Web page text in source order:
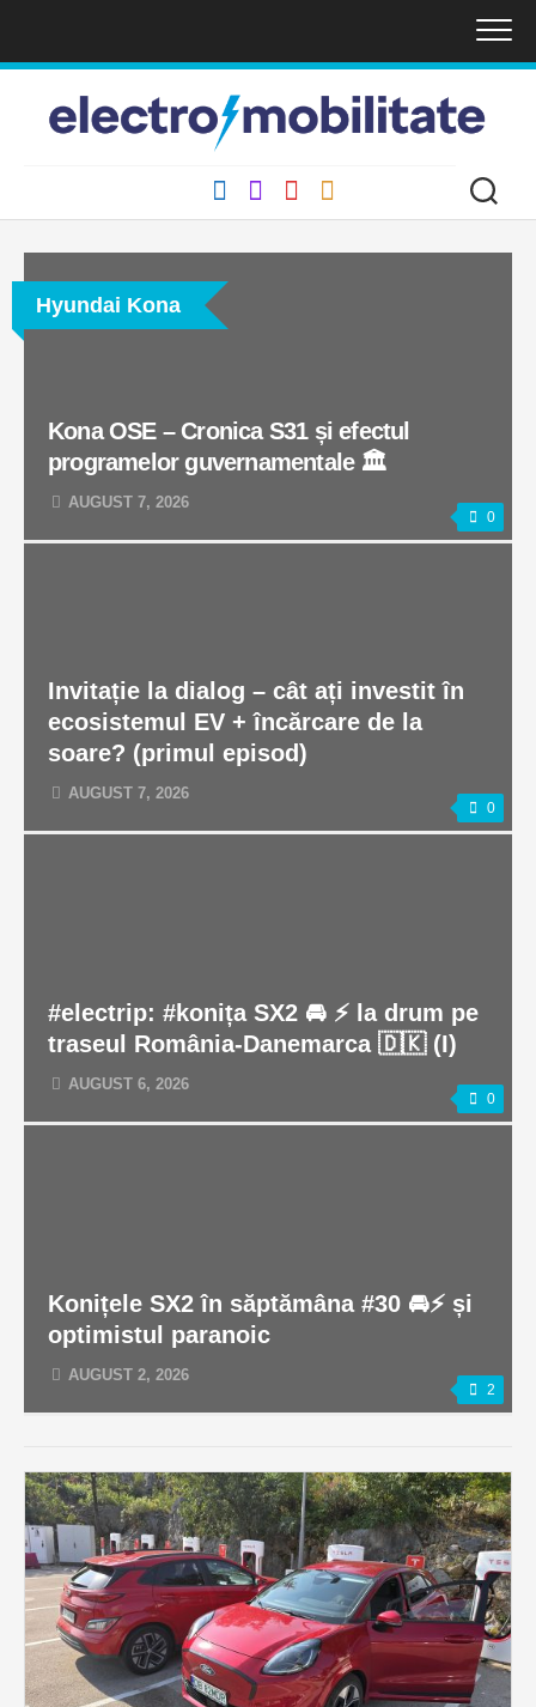
content
Kona OSE – Cronica S31 și efectul
programelor guvernamentale 🏛️
AUGUST 7, 2026
0
Invitație la dialog – cât ați investit în
ecosistemul EV + încărcare de la
soare? (primul episod)
AUGUST 7, 2026
0
#electrip: #konița SX2 🚘 ⚡️ la drum pe
traseul România-Danemarca 🇩🇰 (I)
AUGUST 6, 2026
0
Konițele SX2 în săptămâna #30 🚘⚡️ și
optimistul paranoic
AUGUST 2, 2026
2
Hyundai Kona